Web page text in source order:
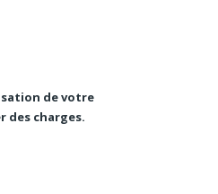
de votre
des charges.